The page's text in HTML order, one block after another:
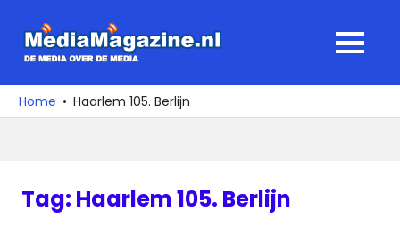
naar
media
over
MENU
Home Haarlem 105. Berlijn
Tag: Haarlem 105. Berlijn